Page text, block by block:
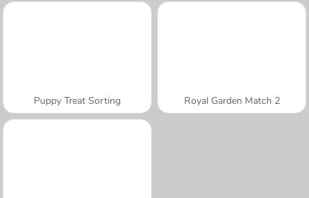
Puppy Treat Sorting Royal Garden Match 2